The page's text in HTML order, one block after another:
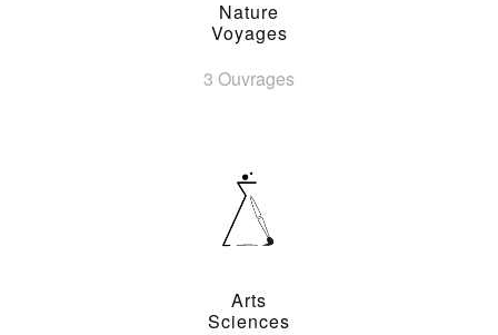
Nature
Voyages
3 Ouvrages
Arts
Sciences